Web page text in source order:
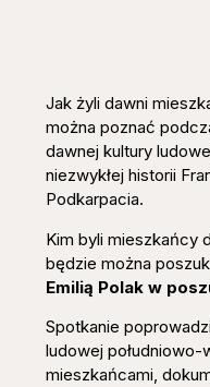
Jak żyli dawni
można poznać
dawnej kultury
niezwykłej historii
Podkarpacia.
Kim byli mieszkańcy
będzie można
Emilią Polak w
Spotkanie poprowadzi
ludowej południowo-
mieszkańcami,